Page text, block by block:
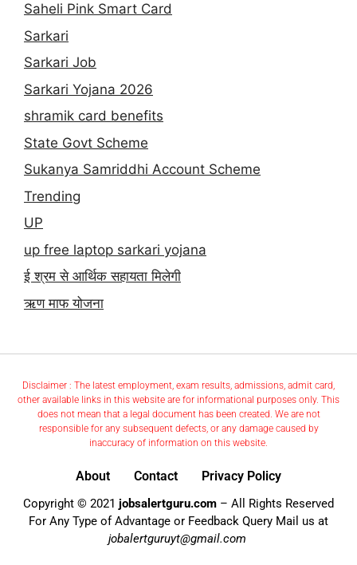
Saheli Pink Smart Card
Sarkari
Sarkari Job
Sarkari Yojana 2026
shramik card benefits
State Govt Scheme
Sukanya Samriddhi Account Scheme
Trending
UP
up free laptop sarkari yojana
ई श्रम से आर्थिक सहायता मिलेगी
ऋण माफ योजना
Disclaimer : The latest employment, exam results, admissions, admit card,
other available links in this website are for informational purposes only. This
does not mean that a legal document has been created. We are not
responsible for any subsequent defects, or any damage caused by
inaccuracy of information on this website.
About Contact Privacy Policy
Copyright © 2021 jobsalertguru.com – All Rights Reserved
For Any Type of Advantage or Feedback Query Mail us at
jobalertguruyt@gmail.com